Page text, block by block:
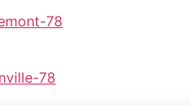
78
78